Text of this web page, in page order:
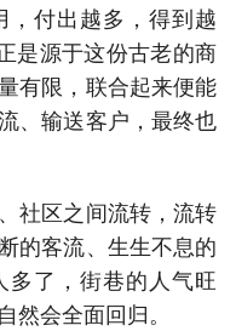
，付出越多，得到越
是源于这份古老的商
有限，联合起来便能
、输送客户，最终也
社区之间流转，流转
的客流、生生不息的
了，街巷的人气旺
然会全面回归。